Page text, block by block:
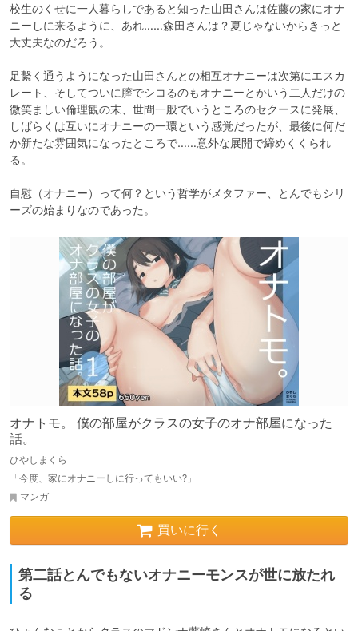
校生のくせに一人暮らしであると知った山田さんは佐藤の家にオナ
ニーしに来るように、あれ……森田さんは？夏じゃないからきっと
大丈夫なのだろう。
足繫く通うようになった山田さんとの相互オナニーは次第にエスカ
レート、そしてついに膣でシコるのもオナニーとかいう二人だけの
微笑ましい倫理観の末、世間一般でいうところのセクースに発展、
しばらくは互いにオナニーの一環という感覚だったが、最後に何だ
か新たな雰囲気になったところで……意外な展開で締めくくられ
る。
自慰（オナニー）って何？という哲学がメタファー、とんでもシリ
ーズの始まりなのであった。
オナトモ。 僕の部屋がクラスの女子のオナ部屋になった
話。
ひやしまくら
「今度、家にオナニーしに行ってもいい?」
マンガ
買いに行く
第二話とんでもないオナニーモンスが世に放たれ
る